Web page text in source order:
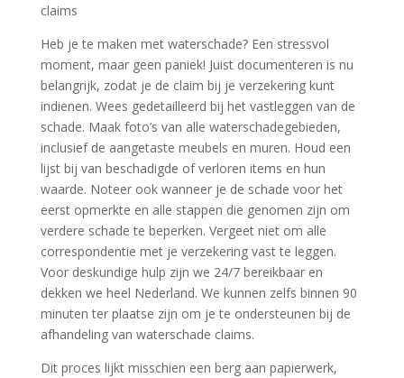
claims
Heb je te maken met waterschade? Een stressvol
moment, maar geen paniek! Juist documenteren is nu
belangrijk, zodat je de claim bij je verzekering kunt
indienen.​ Wees gedetailleerd bij het vastleggen van de
schade.​ Maak foto’s van alle waterschadegebieden,
inclusief de aangetaste meubels en muren.​ Houd een
lijst bij van beschadigde of verloren items en hun
waarde.​ Noteer ook wanneer je de schade voor het
eerst opmerkte en alle stappen die genomen zijn om
verdere schade te beperken.​ Vergeet niet om alle
correspondentie met je verzekering vast te leggen.​
Voor deskundige hulp zijn we 24/7 bereikbaar en
dekken we heel Nederland.​ We kunnen zelfs binnen 90
minuten ter plaatse zijn om je te ondersteunen bij de
afhandeling van waterschade claims.​
Dit proces lijkt misschien een berg aan papierwerk,